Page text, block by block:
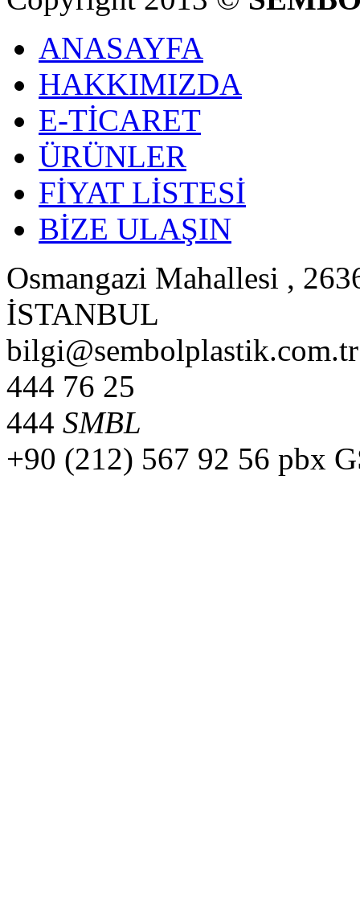
ANASAYFA
HAKKIMIZDA
E-TİCARET
ÜRÜNLER
FİYAT LİSTESİ
BİZE ULAŞIN
Osmangazi Mahallesi ,
İSTANBUL
bilgi@sembolplastik.com.tr
444 76 25
444 SMBL
+90 (212) 567 92 56 pbx